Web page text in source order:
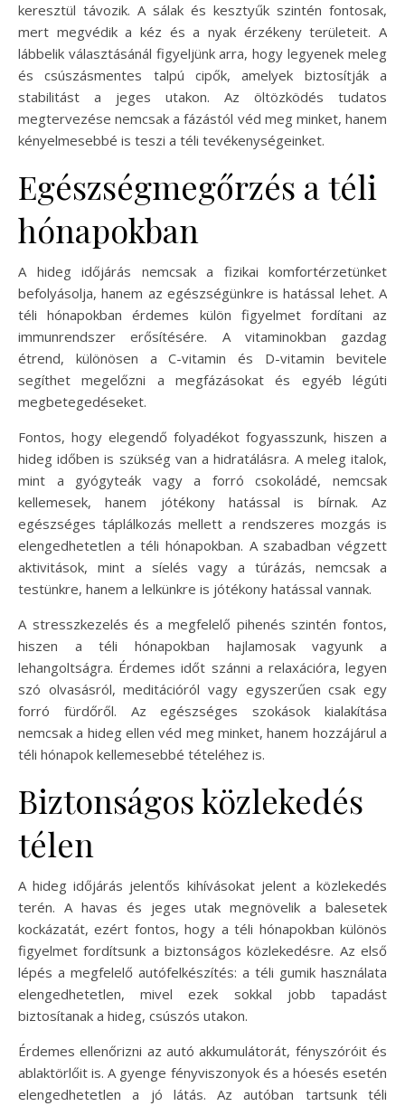
keresztül távozik. A sálak és kesztyűk szintén fontosak,
mert megvédik a kéz és a nyak érzékeny területeit. A
lábbelik választásánál figyeljünk arra, hogy legyenek meleg
és csúszásmentes talpú cipők, amelyek biztosítják a
stabilitást a jeges utakon. Az öltözködés tudatos
megtervezése nemcsak a fázástól véd meg minket, hanem
kényelmesebbé is teszi a téli tevékenységeinket.
Egészségmegőrzés a téli
hónapokban
A hideg időjárás nemcsak a fizikai komfortérzetünket
befolyásolja, hanem az egészségünkre is hatással lehet. A
téli hónapokban érdemes külön figyelmet fordítani az
immunrendszer erősítésére. A vitaminokban gazdag
étrend, különösen a C-vitamin és D-vitamin bevitele
segíthet megelőzni a megfázásokat és egyéb légúti
megbetegedéseket.
Fontos, hogy elegendő folyadékot fogyasszunk, hiszen a
hideg időben is szükség van a hidratálásra. A meleg italok,
mint a gyógyteák vagy a forró csokoládé, nemcsak
kellemesek, hanem jótékony hatással is bírnak. Az
egészséges táplálkozás mellett a rendszeres mozgás is
elengedhetetlen a téli hónapokban. A szabadban végzett
aktivitások, mint a síelés vagy a túrázás, nemcsak a
testünkre, hanem a lelkünkre is jótékony hatással vannak.
A stresszkezelés és a megfelelő pihenés szintén fontos,
hiszen a téli hónapokban hajlamosak vagyunk a
lehangoltságra. Érdemes időt szánni a relaxációra, legyen
szó olvasásról, meditációról vagy egyszerűen csak egy
forró fürdőről. Az egészséges szokások kialakítása
nemcsak a hideg ellen véd meg minket, hanem hozzájárul a
téli hónapok kellemesebbé tételéhez is.
Biztonságos közlekedés
télen
A hideg időjárás jelentős kihívásokat jelent a közlekedés
terén. A havas és jeges utak megnövelik a balesetek
kockázatát, ezért fontos, hogy a téli hónapokban különös
figyelmet fordítsunk a biztonságos közlekedésre. Az első
lépés a megfelelő autófelkészítés: a téli gumik használata
elengedhetetlen, mivel ezek sokkal jobb tapadást
biztosítanak a hideg, csúszós utakon.
Érdemes ellenőrizni az autó akkumulátorát, fényszóróit és
ablaktörlőit is. A gyenge fényviszonyok és a hóesés esetén
elengedhetetlen a jó látás. Az autóban tartsunk téli